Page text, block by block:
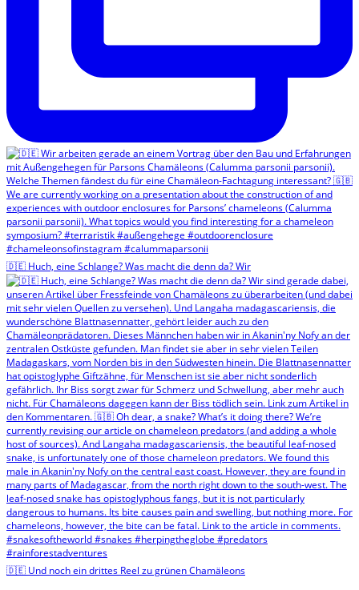
🇩🇪 Huch, eine Schlange? Was macht die denn da? Wir
🇩🇪 Und noch ein drittes Reel zu grünen Chamäleons